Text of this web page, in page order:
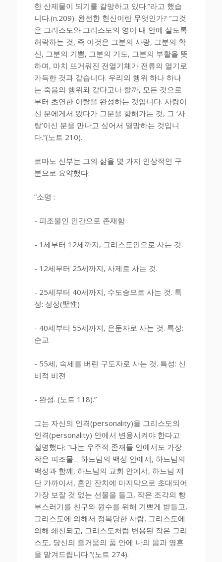
한 산제물이 되기를 갈망하고 있다.”라고 했습
니다.(n.209). 완전한 헌신이란 무엇인가? “그것
은 그리스도와 그리스도의 영이 내 안에 살도록
허락하는 것, 즉 이것은 그분의 사랑, 그분의 확
신, 그분의 기쁨, 그분의 기도, 그분의 부활을 뜻
하며, 마치 뜨거워진 전열기체가 전류의 열기로
가득한 것과 같습니다. 우리의 행위 하나 하나
는 죽음의 행위와 같다고나 할까, 모든 것으로
부터 초연한 이탈을 완성하는 것입니다. 사랑이
신 분에게서 왔다가 그분을 향해가는 것, 그 ‘사
랑’이신 분을 만나고 싶어서 열망하는 것입니
다.”(노트 210).
로마노 신부는 그의 삶을 몇 가지 인상적인 구
분으로 요약했다:
“소명 :
- 피조물인 인간으로 존재함
- 1세부터 12세까지, 그리스도인으로 사는 것.
- 12세부터 25세까지, 사제로 사는 것.
- 25세부터 40세까지, 수도승으로 사는 것. 특
성: 성성(聖性)
- 40세부터 55세까지, 은둔자로 사는 것. 특성:
순교
- 55세, 속세를 버린 구도자로 사는 것. 특성: 신
비적 비젼
- 완성. (노트 118).”
그는 자신의 인격(personality)을 그리스도의
인격(personality) 안에서 변용시켜야 한다고
설명했다: “나는 우주적 존재들 안에서도 가장
작은 피조물… 하느님의 백성 안에서, 하느님의
백성과 함께, 하느님의 교회 안에서, 하느님 제
단 가까이서, 혼인 잔치에 마지막으로 초대되어
가장 보잘 것 없는 선물을 들고, 작은 조각의 빵
부스러기를 친구와 원수를 위해 기쁘게 받들고,
그리스도에 의해서 정복당한 사람, 그리스도에
의해 쇄신되고, 그리스도처럼 변용된 작은 그리
스도, 당신의 즐거움의 품 안에 나의 몸과 영혼
을 맡겨드립니다.”(노트 274).